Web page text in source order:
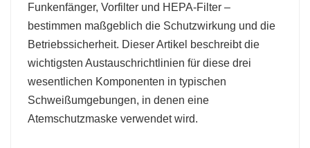
Funkenfänger, Vorfilter und HEPA-Filter –
bestimmen maßgeblich die Schutzwirkung und die
Betriebssicherheit. Dieser Artikel beschreibt die
wichtigsten Austauschrichtlinien für diese drei
wesentlichen Komponenten in typischen
Schweißumgebungen, in denen eine
Atemschutzmaske verwendet wird.